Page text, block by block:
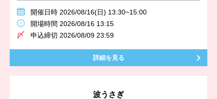
開催日時 2026/08/16(日) 13:30~15:00
開場時間 2026/08/16 13:15
申込締切 2026/08/09 23:59
詳細を見る
波うさぎ